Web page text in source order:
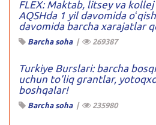
FLEX: Maktab, litsey va
AQSHda 1 yil davomida
davomida barcha xarajatlar
Barcha soha| 269387
Turkiye Burslari: barcha
uchun to’liq grantlar,
boshqalar!
Barcha soha| 235980